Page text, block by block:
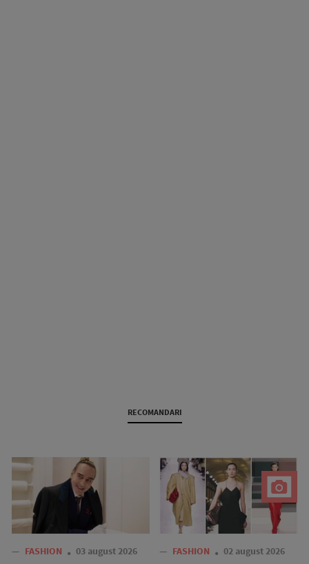
RECOMANDARI
— FASHION 03 august 2026 — FASHION 02 august 2026